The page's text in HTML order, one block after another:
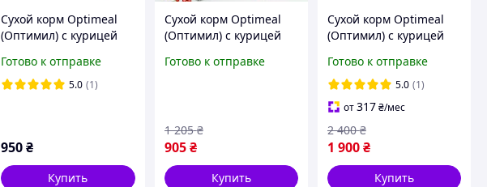
Сухой корм Optimeal
(Оптимил) с курицей
кг
Готово к отправке
5.0 (1)
950₴
Купить
Сухой корм Optimeal
(Оптимил) с курицей
Готово к отправке
905 ₴
1 205 ₴
Купить
Сухой корм Optimeal
(Оптимил) с курицей
крупных пород 12 кг
Готово к отправке
5.0 (1)
от317₴/мес
1 900₴
2 400 ₴
Купить